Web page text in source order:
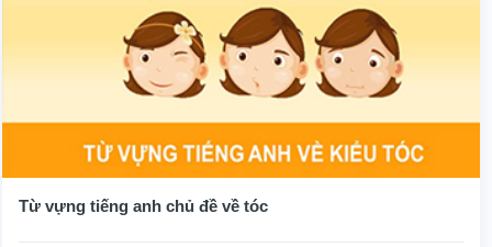
Từ vựng tiếng anh chủ đề về tóc